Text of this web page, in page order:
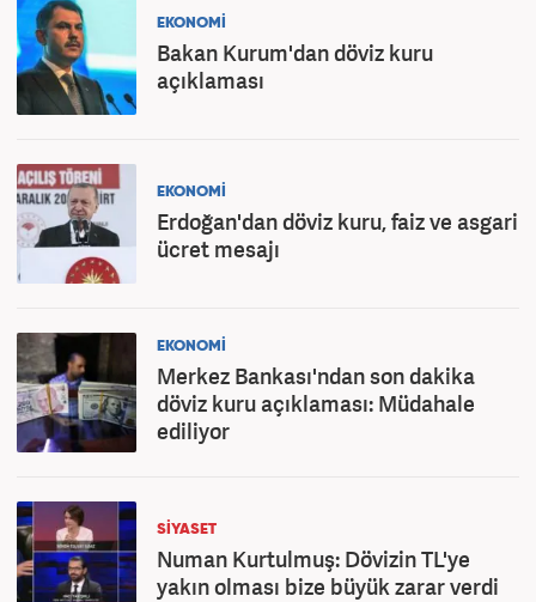
EKONOMİ
Bakan Kurum'dan döviz kuru
açıklaması
EKONOMİ
Erdoğan'dan döviz kuru, faiz ve asgari
ücret mesajı
EKONOMİ
Merkez Bankası'ndan son dakika
döviz kuru açıklaması: Müdahale
ediliyor
SİYASET
Numan Kurtulmuş: Dövizin TL'ye
yakın olması bize büyük zarar verdi